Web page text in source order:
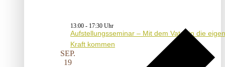
13:00 - 17:30
Aufstellungsseminar – Mit dem Vater in die
Kraft kommen
SEP.
19